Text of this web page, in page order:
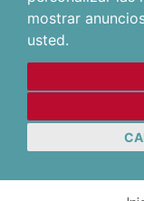
mostrar
usted.